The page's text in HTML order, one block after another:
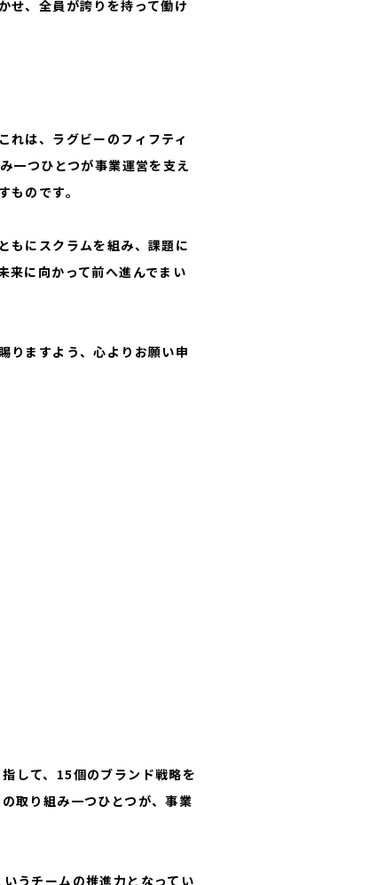
せ、全員が誇りを持って働け
れは、ラグビーのフィフティ
一つひとつが事業運営を支え
ものです。
もにスクラムを組み、課題に
来に向かって前へ進んでまい
りますよう、心よりお願い申
して、15個のブランド戦略を
取り組み一つひとつが、事業
うチームの推進力となってい